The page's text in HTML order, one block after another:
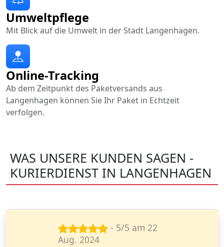
Online-Tracking
Ab dem Zeitpunkt des Paketversands aus
Langenhagen können Sie Ihr Paket in Echtzeit
verfolgen.
Umweltpflege
Mit Blick auf die Umwelt in der Stadt Langenhagen.
WAS UNSERE KUNDEN SAGEN -
KURIERDIENST IN LANGENHAGEN
- 5/5 am 5
Jan. 2024